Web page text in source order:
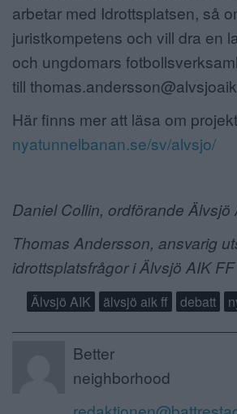
arbetar med Idrottsplatsen, så
juristkompetens och vill dra en
och ungdomars
till
Här finns mer att läsa om
nyatunnelbanan.se/sv/alvsjo/
Daniel Collin, ordförande Älvsjö
Thomas Andersson, ansvarig
idrottsplatsfrågor i Älvsjö AIK FF
Älvsjö AIK älvsjö aik ff debatt
Better
neighborhood